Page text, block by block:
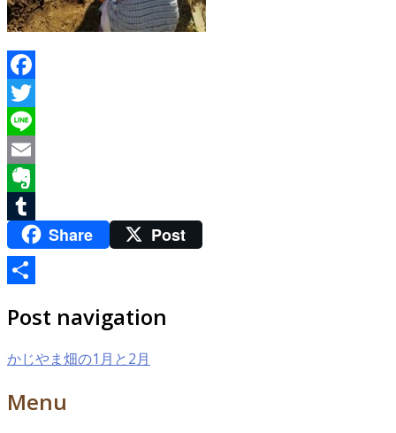
Facebook
Twitter
Line
Email
Evernote
TumblrShare Post
有
Post navigation
かじやま畑の1月と2月
Menu